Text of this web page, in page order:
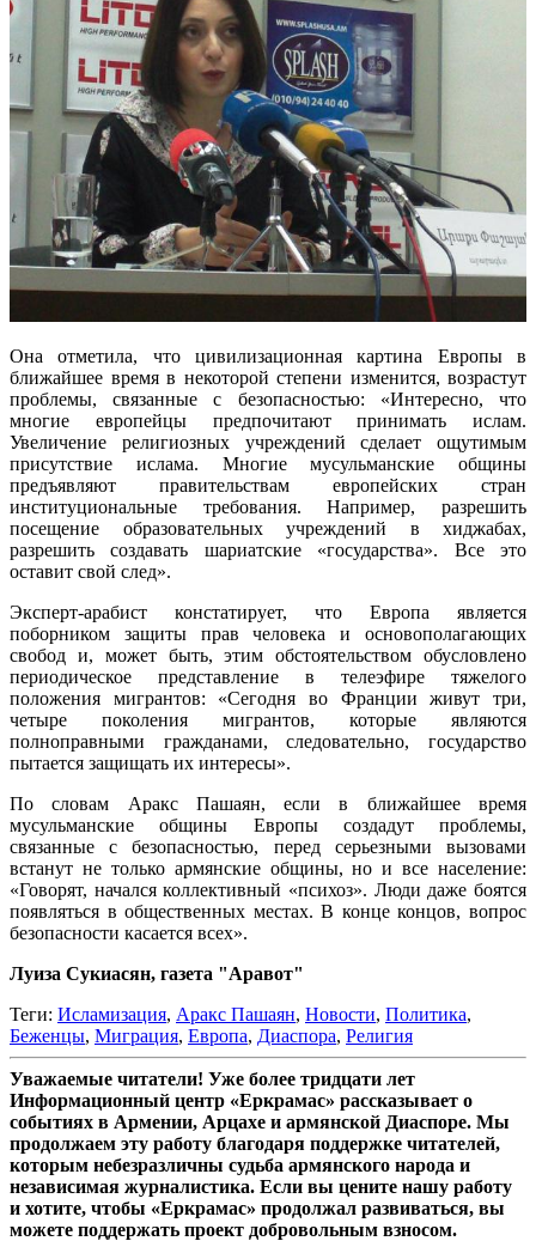
Она отметила, что цивилизационная картина Европы в
ближайшее время в некоторой степени изменится, возрастут
проблемы, связанные с безопасностью: «Интересно, что
многие европейцы предпочитают принимать ислам.
Увеличение религиозных учреждений сделает ощутимым
присутствие ислама. Многие мусульманские общины
предъявляют правительствам европейских стран
институциональные требования. Например, разрешить
посещение образовательных учреждений в хиджабах,
разрешить создавать шариатские «государства». Все это
оставит свой след».
Эксперт-арабист констатирует, что Европа является
поборником защиты прав человека и основополагающих
свобод и, может быть, этим обстоятельством обусловлено
периодическое представление в телеэфире тяжелого
положения мигрантов: «Сегодня во Франции живут три,
четыре поколения мигрантов, которые являются
полноправными гражданами, следовательно, государство
пытается защищать их интересы».
По словам Аракс Пашаян, если в ближайшее время
мусульманские общины Европы создадут проблемы,
связанные с безопасностью, перед серьезными вызовами
встанут не только армянские общины, но и все население:
«Говорят, начался коллективный «психоз». Люди даже боятся
появляться в общественных местах. В конце концов, вопрос
безопасности касается всех».
Луиза Сукиасян, газета "Аравот"
Теги: Исламизация, Аракс Пашаян, Новости, Политика,
Беженцы, Миграция, Европа, Диаспора, Религия
Уважаемые читатели! Уже более тридцати лет
Информационный центр «Еркрамас» рассказывает о
событиях в Армении, Арцахе и армянской Диаспоре. Мы
продолжаем эту работу благодаря поддержке читателей,
которым небезразличны судьба армянского народа и
независимая журналистика. Если вы цените нашу работу
и хотите, чтобы «Еркрамас» продолжал развиваться, вы
можете поддержать проект добровольным взносом.